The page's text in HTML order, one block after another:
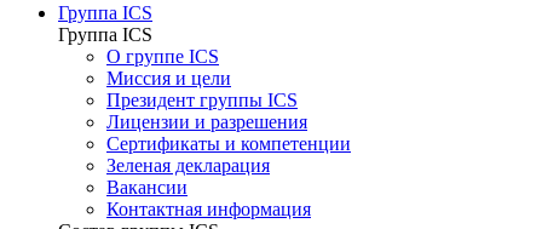
Группа ICS
Группа ICS
О группе ICS
Миссия и цели
Президент группы ICS
Лицензии и разрешения
Сертификаты и компетенции
Зеленая декларация
Вакансии
Контактная информация